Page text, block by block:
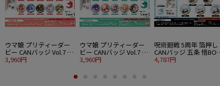
ウマ娘 プリティーダー
ビー CANバッジ Vol.7 A
BOX 10個入り1BOX
3,960円
ウマ娘 プリティーダー
ビー CANバッジ Vol.7 B
BOX 10個入り1BOX
3,960円
呪術廻戦 5周年 箔押し
CANバッジ 五条 悟BOX
個入り1BOX
4,787円